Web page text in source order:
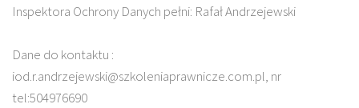
Inspektora Ochrony Danych pełni: Rafał Andrzejewski
Dane do kontaktu :
iod.r.andrzejewski@szkoleniaprawnicze.com.pl, nr
tel:504976690